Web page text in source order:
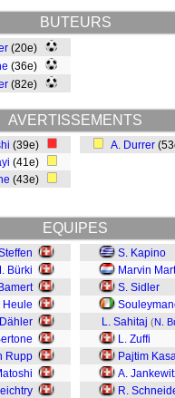
BUTEURS
(20e)
(36e)
(82e)
AVERTISSEMENTS
(39e)
(41e)
(43e)
A. Durrer
EQUIPES
Bürki
Heule
Rupp
S. Kapino
Marvin
S. Sidler
L. Sahitaj (N.
L. Zuffi
Pajtim
A.
R.